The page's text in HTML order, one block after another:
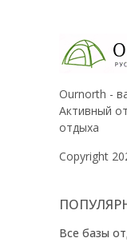
Ournorth -
Активный
отдыха
Copyright
Все базы